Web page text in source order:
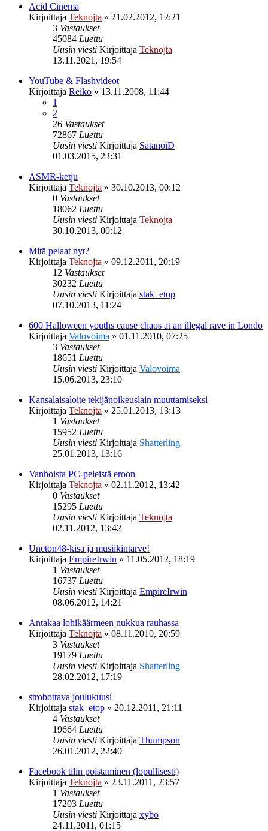
Acid Cinema
Kirjoittaja Teknojta » 21.02.2012, 12:21
3 Vastaukset
45084 Luettu
Uusin viesti Kirjoittaja Teknojta
13.11.2021, 19:54
YouTube & Flashvideot
Kirjoittaja Reiko » 13.11.2008, 11:44
1
2
26 Vastaukset
72867 Luettu
Uusin viesti Kirjoittaja SatanoiD
01.03.2015, 23:31
ASMR-ketju
Kirjoittaja Teknojta » 30.10.2013, 00:12
0 Vastaukset
18062 Luettu
Uusin viesti Kirjoittaja Teknojta
30.10.2013, 00:12
Mitä pelaat nyt?
Kirjoittaja Teknojta » 09.12.2011, 20:19
12 Vastaukset
30232 Luettu
Uusin viesti Kirjoittaja stak_etop
07.10.2013, 11:24
600 Halloween youths cause chaos at an illegal rave in Londo
Kirjoittaja Valovoima » 01.11.2010, 07:25
3 Vastaukset
18651 Luettu
Uusin viesti Kirjoittaja Valovoima
15.06.2013, 23:10
Kansalaisaloite tekijänoikeuslain muuttamiseksi
Kirjoittaja Teknojta » 25.01.2013, 13:13
1 Vastaukset
15952 Luettu
Uusin viesti Kirjoittaja Shatterling
25.01.2013, 13:16
Vanhoista PC-peleistä eroon
Kirjoittaja Teknojta » 02.11.2012, 13:42
0 Vastaukset
15295 Luettu
Uusin viesti Kirjoittaja Teknojta
02.11.2012, 13:42
Uneton48-kisa ja musiikintarve!
Kirjoittaja EmpireIrwin » 11.05.2012, 18:19
1 Vastaukset
16737 Luettu
Uusin viesti Kirjoittaja EmpireIrwin
08.06.2012, 14:21
Antakaa lohikäärmeen nukkua rauhassa
Kirjoittaja Teknojta » 08.11.2010, 20:59
3 Vastaukset
19179 Luettu
Uusin viesti Kirjoittaja Shatterling
28.02.2012, 17:19
strobottava joulukuusi
Kirjoittaja stak_etop » 20.12.2011, 21:11
4 Vastaukset
19664 Luettu
Uusin viesti Kirjoittaja Thumpson
26.01.2012, 22:40
Facebook tilin poistaminen (lopullisesti)
Kirjoittaja Teknojta » 23.11.2011, 23:57
1 Vastaukset
17203 Luettu
Uusin viesti Kirjoittaja xybo
24.11.2011, 01:15